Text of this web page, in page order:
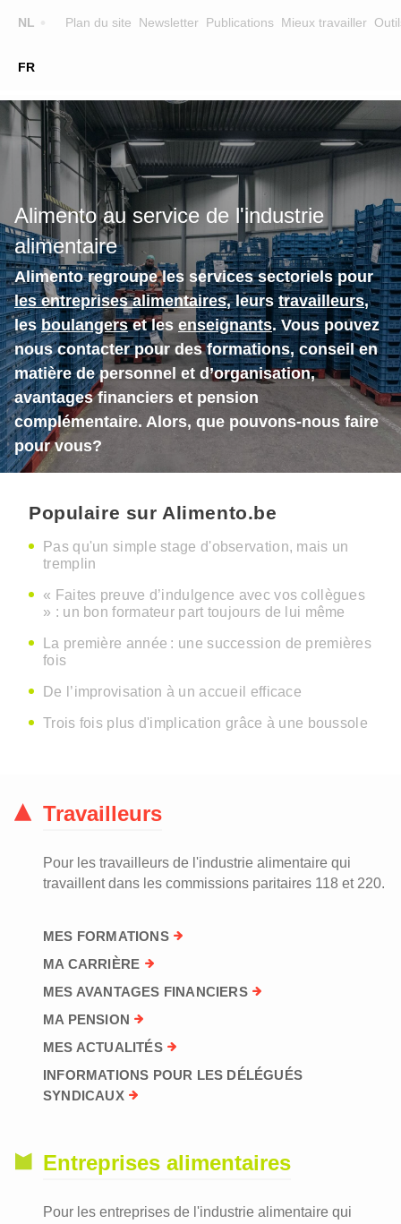
NL
FR
Plan du site Newsletter Publications Mieux travailler
Main
navigation
FORMATION
FORMATEURS
SUR ALIMENTO
EQUIPE
CONTACT
CHERCHER UNE FORMATION
Alimento au service de l'industrie
alimentaire
Alimento regroupe les services sectoriels pour
les entreprises alimentaires, leurstravailleurs,
lesboulangerset les enseignants. Vous pouvez
nous contacter pour des formations, conseil en
matière de personnel et d’organisation,
avantages financiers et pension
complémentaire. Alors, que pouvons-nous faire
pour vous?
Populaire sur Alimento.be
Pas qu'un simple stage d'observation, mais un
tremplin
« Faites preuve d’indulgence avec vos collègues
» : un bon formateur part toujours de lui même
La première année : une succession de premières
fois
De l’improvisation à un accueil efficace
Trois fois plus d'implication grâce à une boussole
Travailleurs
Pour les travailleurs de l'industrie alimentaire qui
travaillent dans les commissions paritaires 118 et 220.
MES FORMATIONS
MA CARRIÈRE
MES AVANTAGES FINANCIERS
MA PENSION
MES ACTUALITÉS
INFORMATIONS POUR LES DÉLÉGUÉS
SYNDICAUX
Entreprises alimentaires
Pour les entreprises de l'industrie alimentaire qui